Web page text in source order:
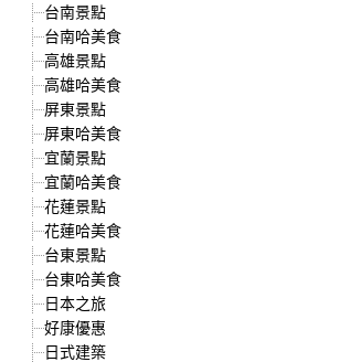
台南景點
台南哈美食
高雄景點
高雄哈美食
屏東景點
屏東哈美食
宜蘭景點
宜蘭哈美食
花蓮景點
花蓮哈美食
台東景點
台東哈美食
日本之旅
好康優惠
日式建築